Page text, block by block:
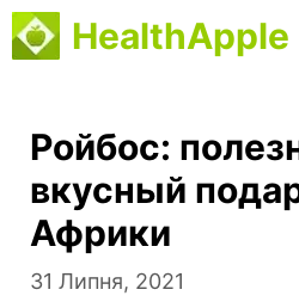
Перейти
до
HealthApple
Ройбос:
вкусный
Африки
31 Липня, 2021